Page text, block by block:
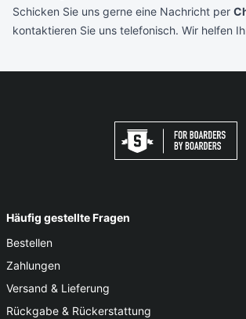
Schicken Sie uns gerne eine Nachricht per
kontaktieren Sie uns telefonisch. Wir helfen
Häufig gestellte Fragen
Bestellen
Zahlungen
Versand & Lieferung
Rückgabe & Rückerstattung